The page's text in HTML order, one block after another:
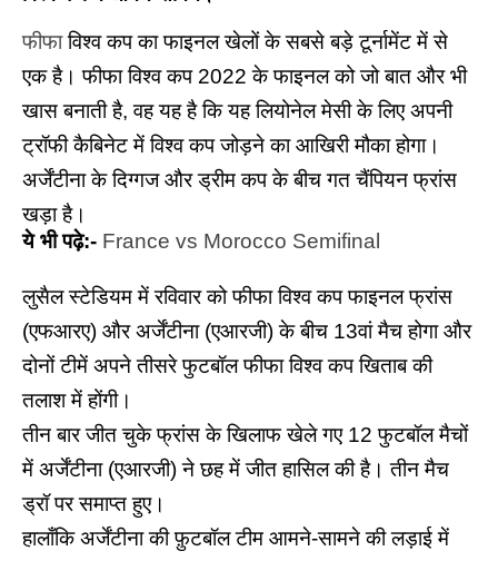
फीफा विश्व कप का फाइनल खेलों के सबसे बड़े टूर्नामेंट में से
एक है। फीफा विश्व कप 2022 के फाइनल को जो बात और भी
खास बनाती है, वह यह है कि यह लियोनेल मेसी के लिए अपनी
ट्रॉफी कैबिनेट में विश्व कप जोड़ने का आखिरी मौका होगा।
अर्जेंटीना के दिग्गज और ड्रीम कप के बीच गत चैंपियन फ्रांस
खड़ा है।
ये भी पढ़े:- France vs Morocco Semifinal
लुसैल स्टेडियम में रविवार को फीफा विश्व कप फाइनल फ्रांस
(एफआरए) और अर्जेंटीना (एआरजी) के बीच 13वां मैच होगा और
दोनों टीमें अपने तीसरे फुटबॉल फीफा विश्व कप खिताब की
तलाश में होंगी।
तीन बार जीत चुके फ्रांस के खिलाफ खेले गए 12 फुटबॉल मैचों
में अर्जेंटीना (एआरजी) ने छह में जीत हासिल की है। तीन मैच
ड्रॉ पर समाप्त हुए।
हालाँकि अर्जेंटीना की फ़ुटबॉल टीम आमने-सामने की लड़ाई में